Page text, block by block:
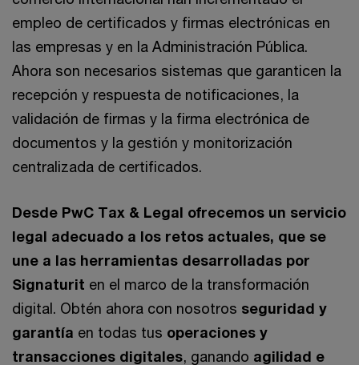
empleo de certificados y firmas electrónicas en
las empresas y en la Administración Pública.
Ahora son necesarios sistemas que garanticen la
recepción y respuesta de notificaciones, la
validación de firmas y la firma electrónica de
documentos y la gestión y monitorización
centralizada de certificados.
Desde PwC Tax & Legal ofrecemos un servicio
legal adecuado a los retos actuales, que se
une a las herramientas desarrolladas por
Signaturit en el marco de la transformación
digital. Obtén ahora con nosotros seguridad y
garantía en todas tus operaciones y
transacciones digitales, ganando agilidad e